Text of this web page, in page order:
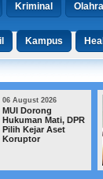
Kriminal
Kampus
06 August 2026
Gurita Bisnis Don
Ritto Dibongkar,
Jejak Duit dan Emas
Kasus Febrie